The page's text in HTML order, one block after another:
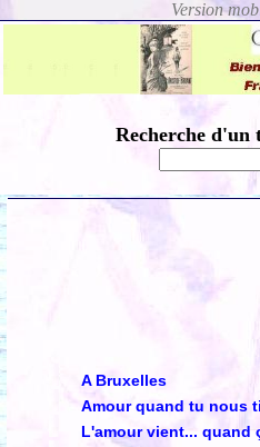
Recherche
A Bruxelles
Amour quand tu nous
L'amour vient... quand